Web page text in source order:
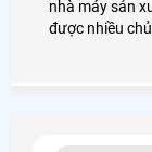
nhà máy sản
được nhiều chủ